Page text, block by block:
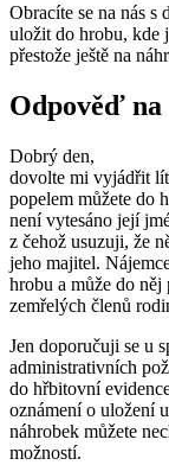
Obracíte se na nás s
uložit do hrobu, kde
přestože ještě na
Odpověď na
Dobrý den,
dovolte mi vyjádřit
popelem můžete do
není vytesáno její
z čehož usuzuji, že
jeho majitel.
hrobu a může do něj
zemřelých členů
Jen doporučuji se u
administrativních
do hřbitovní
oznámení o uložení
náhrobek můžete
možností.